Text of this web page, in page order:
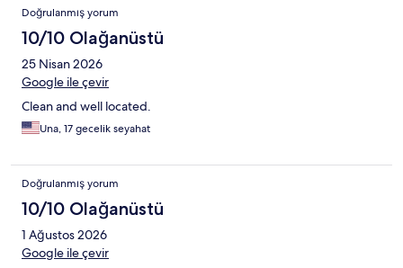
Doğrulanmış yorum
10/10 Olağanüstü
25 Nisan 2026
Google ile çevir
Clean and well located.
Una, 17 gecelik seyahat
Doğrulanmış yorum
10/10 Olağanüstü
1 Ağustos 2026
Google ile çevir